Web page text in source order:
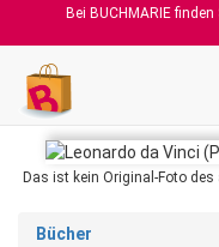
Bei BUCHMARIE
Das ist kein Original-Foto
Bücher